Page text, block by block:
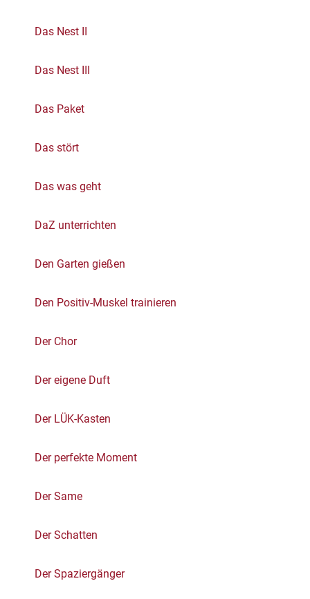
Das Nest II
Das Nest III
Das Paket
Das stört
Das was geht
DaZ unterrichten
Den Garten gießen
Den Positiv-Muskel trainieren
Der Chor
Der eigene Duft
Der LÜK-Kasten
Der perfekte Moment
Der Same
Der Schatten
Der Spaziergänger